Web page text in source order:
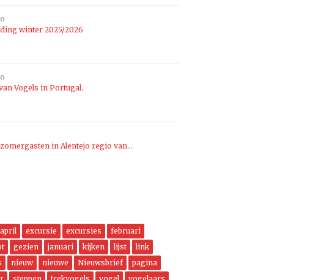
winter 2025/2026
Vogels in Portugal.
in Alentejo regio van…
april excursie excursies
februari
gezien januari kijken lijst
link
nieuw nieuwe Nieuwsbrief
pagina